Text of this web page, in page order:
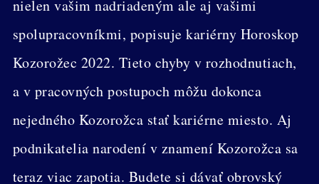
nielen vašim nadriadeným ale aj vašimi
spolupracovníkmi, popisuje kariérny Horoskop
Kozorožec 2022. Tieto chyby v rozhodnutiach,
a v pracovných postupoch môžu dokonca
nejedného Kozorožca stať kariérne miesto. Aj
podnikatelia narodení v znamení Kozorožca sa
teraz viac zapotia. Budete si dávať obrovský